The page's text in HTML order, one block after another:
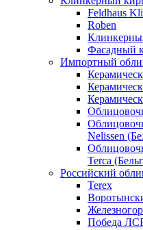
Feldhaus
Roben
Фасадный
Импортный
Nelissen
Terca
Российский
Terex
Победа